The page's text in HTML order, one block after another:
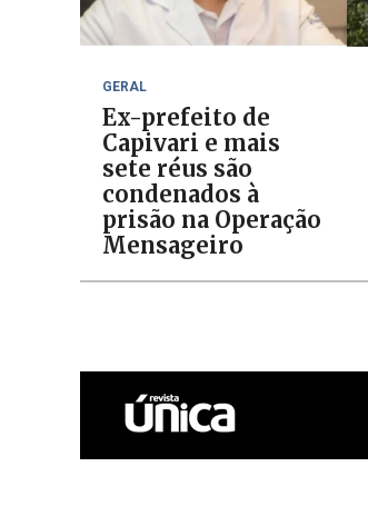
GERAL
Ex-prefeito de
Capivari e mais
sete réus são
condenados à
prisão na Operação
Mensageiro